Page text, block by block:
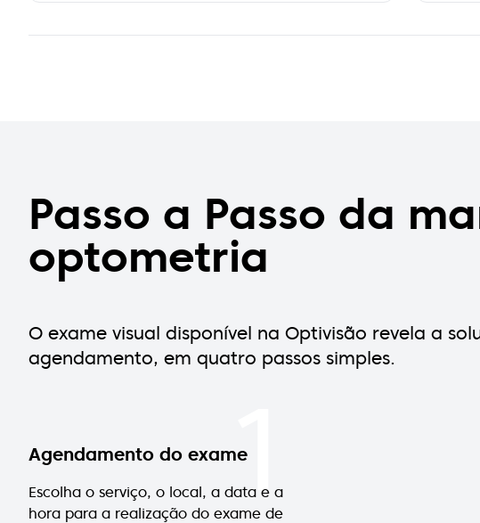
Passo a Passo da
optometria
O exame visual disponível na Optivisão revela a
agendamento, em quatro passos simples.
Agendamento do exame
Escolha o serviço, o local, a data e a
hora para a realização do exame de
1